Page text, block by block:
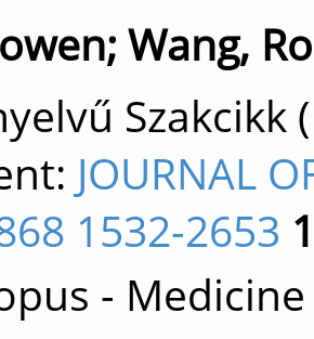
; Wang,
JOURNAL
1532-2653
-